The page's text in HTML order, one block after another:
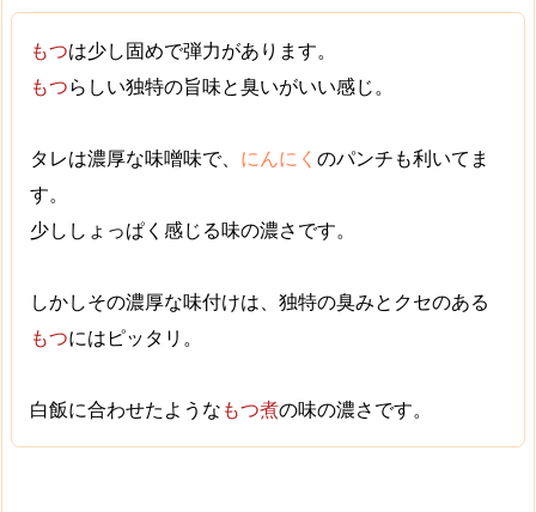
もつは少し固めで弾力があります。
もつらしい独特の旨味と臭いがいい感じ。
タレは濃厚な味噌味で、 にんにく のパンチも利いてま
す。
少し しょっぱく感じる味の濃さです。
しかしその濃厚な味付けは、独特の臭みとクセのある
もつにはピッタリ。
白飯に合わせたようなもつ煮の味の濃さです。